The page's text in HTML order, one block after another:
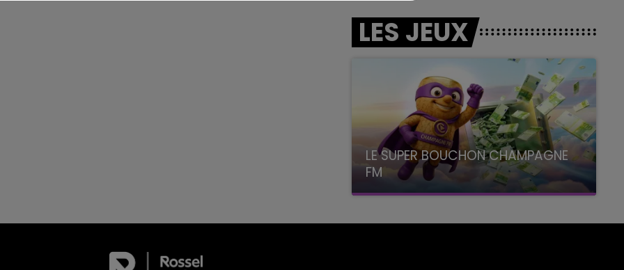
LES JEUX
LE SUPER BOUCHON CHAMPAGNE
FM
avec La Famille Champagne FM, à 8H10